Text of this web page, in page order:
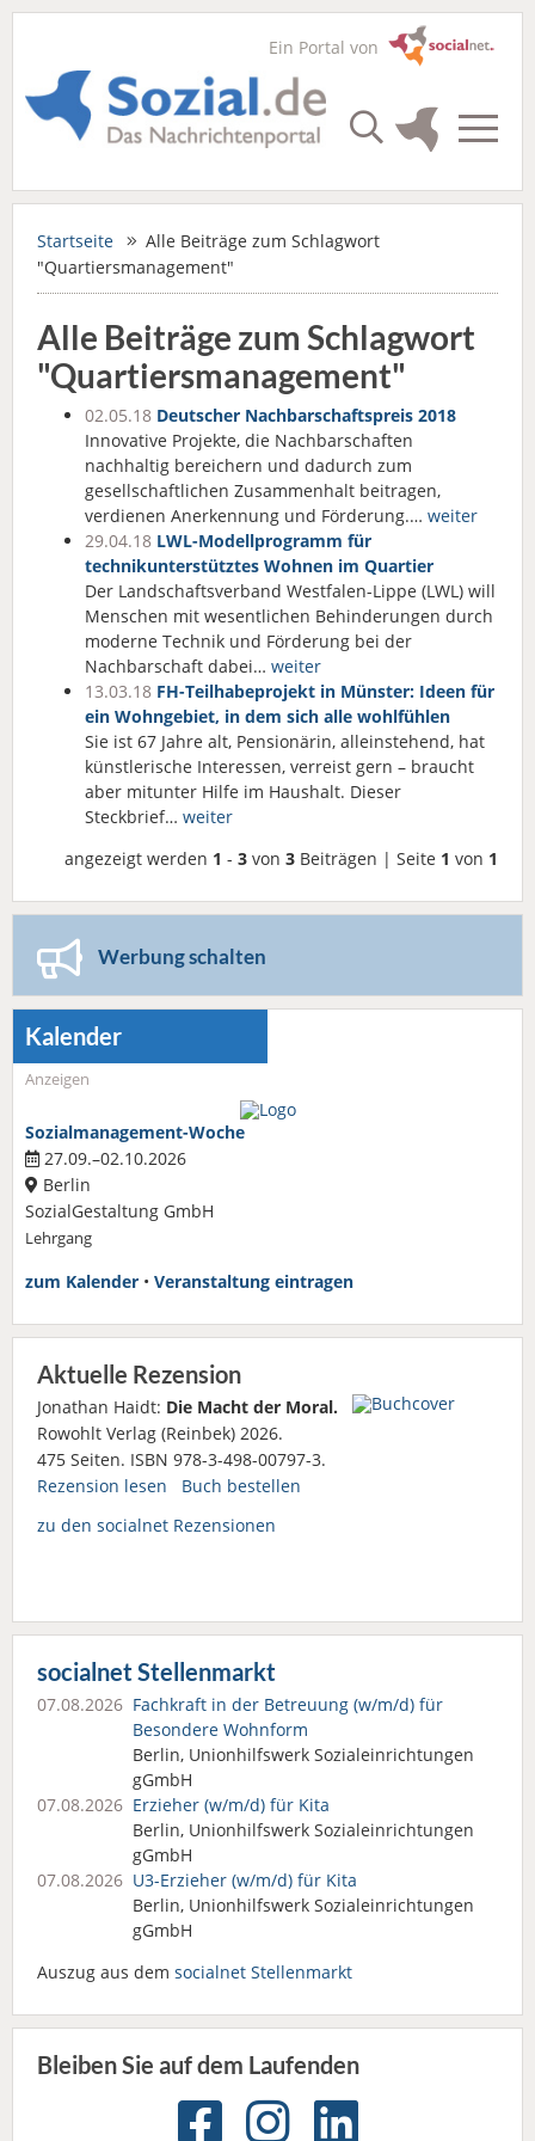
Ein Portal von
Startseite
Alle Beiträge zum Schlagwort
"Quartiersmanagement"
Alle Beiträge zum Schlagwort
"Quartiersmanagement"
02.05.18 Deutscher Nachbarschaftspreis 2018
Innovative Projekte, die Nachbarschaften
nachhaltig bereichern und dadurch zum
gesellschaftlichen Zusammenhalt beitragen,
verdienen Anerkennung und Förderung.… weiter
29.04.18 LWL-Modellprogramm für
technikunterstütztes Wohnen im Quartier
Der Landschaftsverband Westfalen-Lippe (LWL) will
Menschen mit wesentlichen Behinderungen durch
moderne Technik und Förderung bei der
Nachbarschaft dabei… weiter
13.03.18 FH-Teilhabeprojekt in Münster: Ideen für
ein Wohngebiet, in dem sich alle wohlfühlen
Sie ist 67 Jahre alt, Pensionärin, alleinstehend, hat
künstlerische Interessen, verreist gern – braucht
aber mitunter Hilfe im Haushalt. Dieser
Steckbrief… weiter
angezeigt werden 1 - 3 von 3 Beiträgen | Seite 1 von 1
Werbung schalten
Kalender
Anzeigen
Sozialmanagement-Woche
27.09.–02.10.2026
Berlin
SozialGestaltung GmbH
Lehrgang
zum Kalender • Veranstaltung eintragen
Aktuelle Rezension
Jonathan Haidt: Die Macht der Moral.
Rowohlt Verlag (Reinbek) 2026.
475 Seiten. ISBN 978-3-498-00797-3.
Rezension lesen
Buch bestellen
zu den socialnet Rezensionen
socialnet Stellenmarkt
07.08.2026 Fachkraft in der Betreuung (w/m/d) für
Besondere Wohnform
Berlin, Unionhilfswerk Sozialeinrichtungen
gGmbH
07.08.2026 Erzieher (w/m/d) für Kita
Berlin, Unionhilfswerk Sozialeinrichtungen
gGmbH
07.08.2026 U3-Erzieher (w/m/d) für Kita
Berlin, Unionhilfswerk Sozialeinrichtungen
gGmbH
Auszug aus dem socialnet Stellenmarkt
Bleiben Sie auf dem Laufenden